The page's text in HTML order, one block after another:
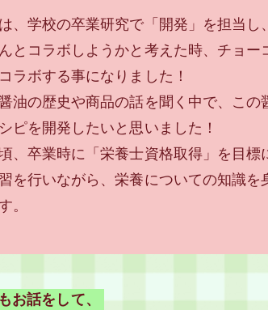
、学校の卒業研究で「開発」を担当し
とコラボしようかと考えた時、チョー
ラボする事になりました！
油の歴史や商品の話を聞く中で、この
ピを開発したいと思いました！
、卒業時に「栄養士資格取得」を目標
を行いながら、栄養についての知識を
。
お話をして、